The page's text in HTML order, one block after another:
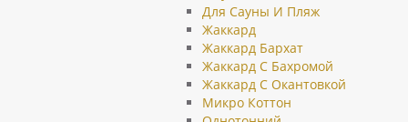
Для Сауны И Пляж
Жаккард
Жаккард Бархат
Жаккард С Бахромой
Жаккард С Окантовкой
Микро Коттон